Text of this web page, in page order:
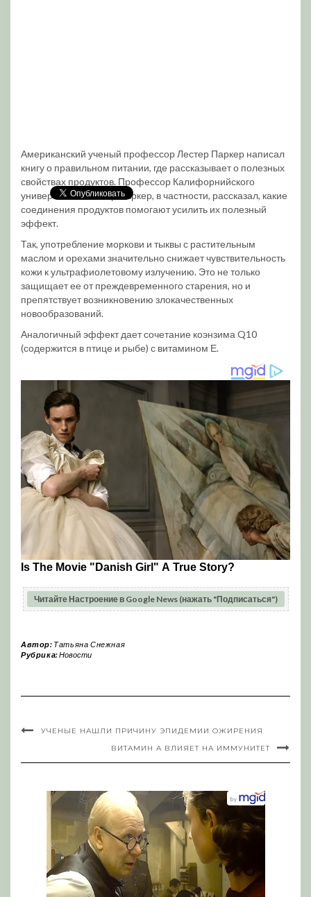
Американский ученый профессор Лестер Паркер написал
книгу о правильном питании, где рассказывает о полезных
свойствах продуктов. Профессор Калифорнийского
университета Лестер Паркер, в частности, рассказал, какие
соединения продуктов помогают усилить их полезный
эффект.
Так, употребление моркови и тыквы с растительным
маслом и орехами значительно снижает чувствительность
кожи к ультрафиолетовому излучению. Это не только
защищает ее от преждевременного старения, но и
препятствует возникновению злокачественных
новообразований.
Аналогичный эффект дает сочетание коэнзима Q10
(содержится в птице и рыбе) с витамином Е.
Читайте Настроение в Google News (нажать "Подписаться")
Автор: Татьяна Снежная
Рубрика:Новости
УЧЕНЫЕ НАШЛИ ПРИЧИНУ ЭПИДЕМИИ ОЖИРЕНИЯ
ВИТАМИН А ВЛИЯЕТ НА ИММУНИТЕТ